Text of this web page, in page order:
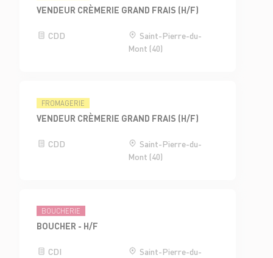
VENDEUR CRÈMERIE GRAND FRAIS (H/F)
CDD
Saint-Pierre-du-
Mont (40)
FROMAGERIE
VENDEUR CRÈMERIE GRAND FRAIS (H/F)
CDD
Saint-Pierre-du-
Mont (40)
BOUCHERIE
BOUCHER - H/F
CDI
Saint-Pierre-du-